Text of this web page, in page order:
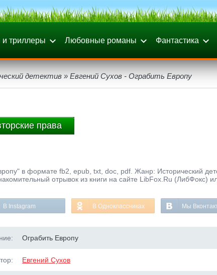
и триллеры Любовные романы Фантастика
детектив » Евгений Сухов - Ограбить Европу
права
в формате fb2, epub, txt, doc, pdf. Жанр: Исторический
отрывок из книги на сайте LibFox.Ru (ЛибФокс)
В Instagram В Одноклассниках Мы
Ограбить Европу
Евгений Сухов